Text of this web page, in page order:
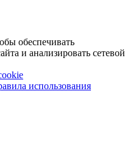
обеспечивать
и анализировать сетевой
использования